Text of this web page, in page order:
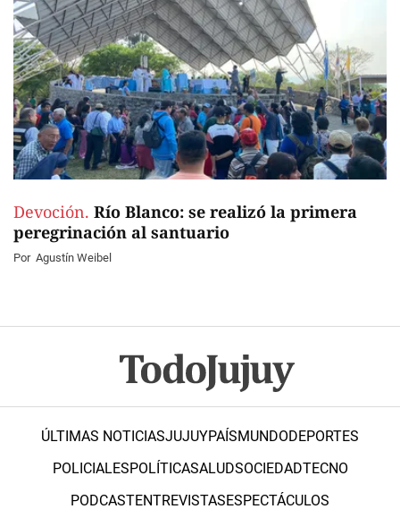
Devoción. Río Blanco: se realizó la primera
peregrinación al santuario
Por Agustín Weibel
ÚLTIMAS NOTICIASJUJUYPAÍSMUNDODEPORTES
POLICIALESPOLÍTICASALUDSOCIEDADTECNO
PODCASTENTREVISTASESPECTÁCULOS